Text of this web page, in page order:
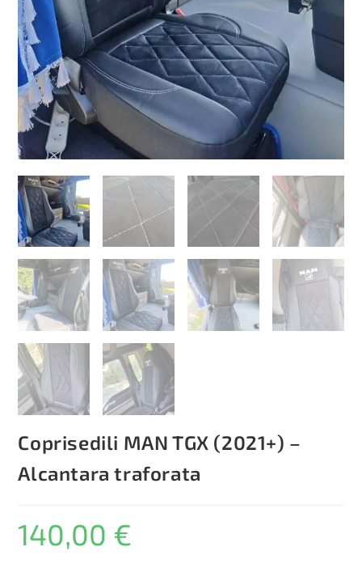
Coprisedili MAN TGX (2021+) –
Alcantara traforata
140,00 €